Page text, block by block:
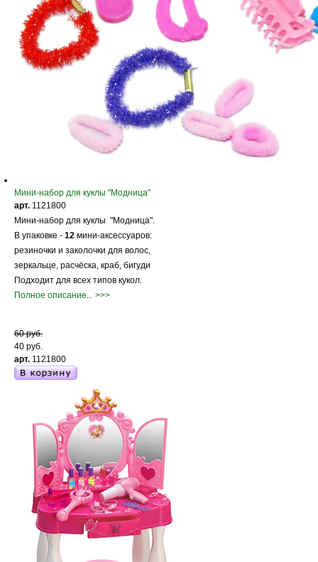
Мини-набор для куклы "Модница"
арт. 1121800
Мини-набор для куклы "Модница".
В упаковке - 12 мини-аксессуаров:
резиночки и заколочки для волос,
зеркальце, расчёска, краб, бигуди
Подходит для всех типов кукол.
Полное описание... >>>
60 руб.
40 руб.
арт. 1121800